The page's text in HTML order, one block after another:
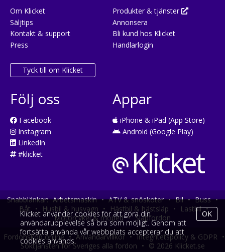
Om Klicket
Säljtips
Kontakt & support
Press
Tyck till om Klicket
Produkter & tjänster
Annonsera
Bli kund hos Klicket
Handlarlogin
Följ oss
Facebook
Instagram
LinkedIn
#klicket
Appar
iPhone & iPad (App Store)
Android (Google Play)
Snabblänkar: Arbetsmaskin • ATV & snöskoter • Bil • Buss •
Båt • Husbil & husvagn • Hästbil & hästsläp • Lastbil •
Motorcykel & moped • Släpfordon
Fordonsköp online • Användarvillkor • Integritetspolicy & GDPR •
Söktjänsten för Sveriges alla fordon • © 2026 Klicket.se
Klicket använder cookies för att göra din
användarupplevelse så bra som möjligt. Genom att
fortsätta använda vår webbplats accepterar du att
cookies används.
OK